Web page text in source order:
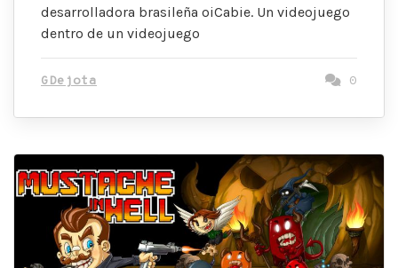
desarrolladora brasileña oiCabie. Un videojuego
dentro de un videojuego
GDejota 0